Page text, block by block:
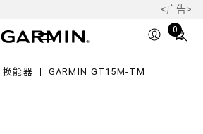
<广告>
0
Total
换能器 GARMIN GT15M-TM